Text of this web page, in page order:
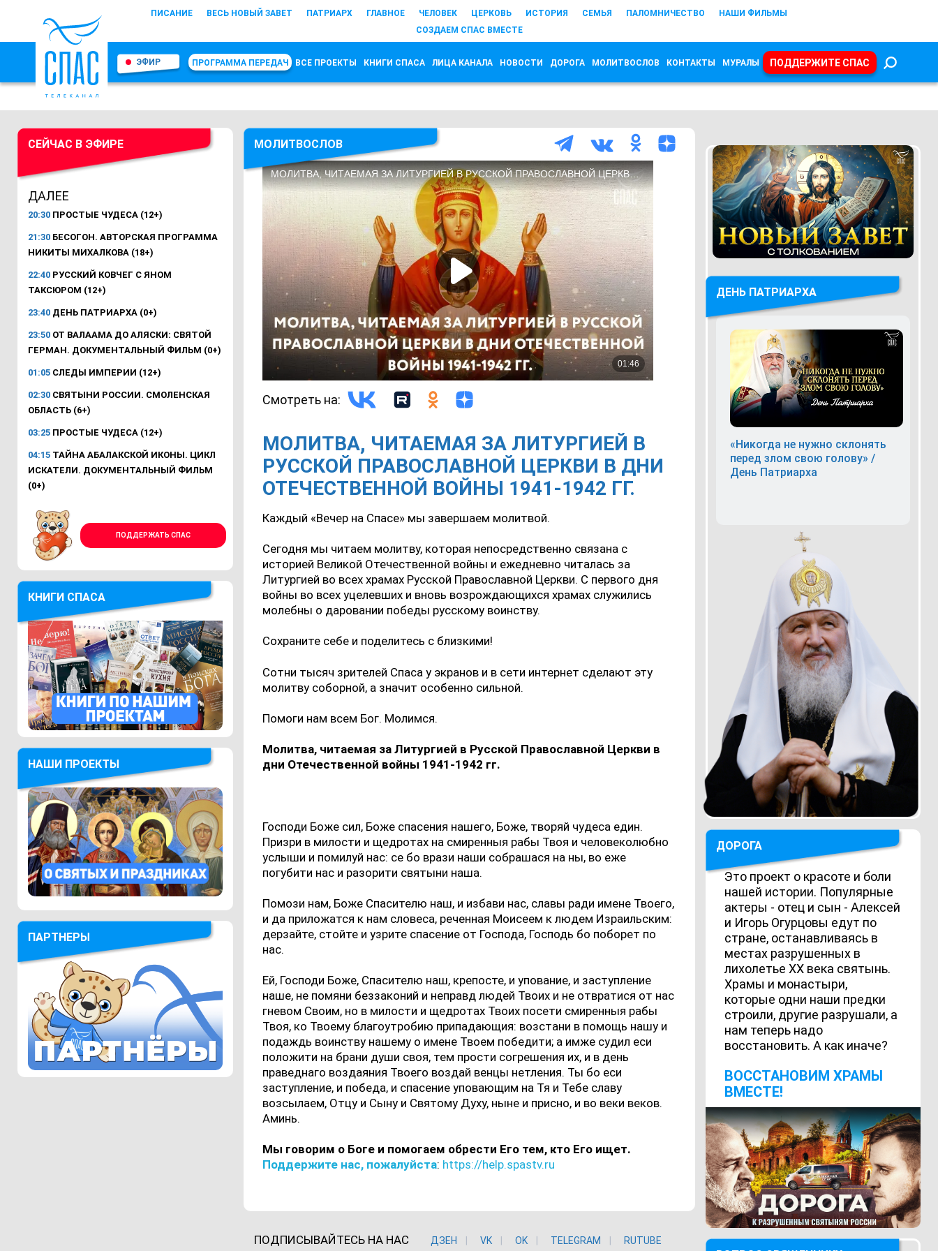
ПИСАНИЕ ВЕСЬ НОВЫЙ ЗАВЕТ ПАТРИАРХ ГЛАВНОЕ ЧЕЛОВЕК ЦЕРКОВЬ ИСТОРИЯ СЕМЬЯ ПАЛОМНИЧЕСТВО
НАШИ ФИЛЬМЫ
СОЗДАЕМ СПАС ВМЕСТЕ
ЭФИР ПРОГРАММА ПЕРЕДАЧ ВСЕ ПРОЕКТЫ КНИГИ СПАСА ЛИЦА КАНАЛА НОВОСТИ ДОРОГА МОЛИТВОСЛОВ КОНТАКТЫ МУРАЛЫ ПОДДЕРЖИТЕ СПАС
СЕЙЧАС В ЭФИРЕ
ДАЛЕЕ
20:30 ПРОСТЫЕ ЧУДЕСА (12+)
21:30 БЕСОГОН. АВТОРСКАЯ ПРОГРАММА
НИКИТЫ МИХАЛКОВА (18+)
22:40 РУССКИЙ КОВЧЕГ С ЯНОМ
ТАКСЮРОМ (12+)
23:40 ДЕНЬ ПАТРИАРХА (0+)
23:50 ОТ ВАЛААМА ДО АЛЯСКИ: СВЯТОЙ
ГЕРМАН. ДОКУМЕНТАЛЬНЫЙ ФИЛЬМ (0+)
01:05 СЛЕДЫ ИМПЕРИИ (12+)
02:30 СВЯТЫНИ РОССИИ. СМОЛЕНСКАЯ
ОБЛАСТЬ (6+)
03:25 ПРОСТЫЕ ЧУДЕСА (12+)
04:15 ТАЙНА АБАЛАКСКОЙ ИКОНЫ. ЦИКЛ
ИСКАТЕЛИ. ДОКУМЕНТАЛЬНЫЙ ФИЛЬМ
(0+)
ПОДДЕРЖАТЬ СПАС
КНИГИ СПАСА
НАШИ ПРОЕКТЫ
ПАРТНЕРЫ
МОЛИТВОСЛОВ
Смотреть на:
МОЛИТВА, ЧИТАЕМАЯ ЗА ЛИТУРГИЕЙ В
РУССКОЙ ПРАВОСЛАВНОЙ ЦЕРКВИ В ДНИ
ОТЕЧЕСТВЕННОЙ ВОЙНЫ 1941-1942 ГГ.
Каждый «Вечер на Спасе» мы завершаем молитвой.
Сегодня мы читаем молитву, которая непосредственно связана с
историей Великой Отечественной войны и ежедневно читалась за
Литургией во всех храмах Русской Православной Церкви. С первого дня
войны во всех уцелевших и вновь возрождающихся храмах служились
молебны о даровании победы русскому воинству.
Сохраните себе и поделитесь с близкими!
Сотни тысяч зрителей Спаса у экранов и в сети интернет сделают эту
молитву соборной, а значит особенно сильной.
Помоги нам всем Бог. Молимся.
Молитва, читаемая за Литургией в Русской Православной Церкви в
дни Отечественной войны 1941-1942 гг.
Господи Боже сил, Боже спасения нашего, Боже, творяй чудеса един.
Призри в милости и щедротах на смиренныя рабы Твоя и человеколюбно
услыши и помилуй нас: се бо врази наши собрашася на ны, во еже
погубити нас и разорити святыни наша.
Помози нам, Боже Спасителю наш, и избави нас, славы ради имене Твоего,
и да приложатся к нам словеса, реченная Моисеем к людем Израильским:
дерзайте, стойте и узрите спасение от Господа, Господь бо поборет по
нас.
Ей, Господи Боже, Спасителю наш, крепосте, и упование, и заступление
наше, не помяни беззаконий и неправд людей Твоих и не отвратися от нас
гневом Своим, но в милости и щедротах Твоих посети смиренныя рабы
Твоя, ко Твоему благоутробию припадающия: возстани в помощь нашу и
подаждь воинству нашему о имене Твоем победити; а имже судил еси
положити на брани души своя, тем прости согрешения их, и в день
праведнаго воздаяния Твоего воздай венцы нетления. Ты бо еси
заступление, и победа, и спасение уповающим на Тя и Тебе славу
возсылаем, Отцу и Сыну и Святому Духу, ныне и присно, и во веки веков.
Аминь.
Мы говорим о Боге и помогаем обрести Его тем, кто Его ищет.
Поддержите нас, пожалуйста: https://help.spastv.ru
ПОДПИСЫВАЙТЕСЬ НА НАС ДЗЕН VK ОK TELEGRAM RUTUBE
ДЕНЬ ПАТРИАРХА
«Никогда не нужно склонять
перед злом свою голову» /
День Патриарха
ДОРОГА
Это проект о красоте и боли
нашей истории. Популярные
актеры - отец и сын - Алексей
и Игорь Огурцовы едут по
стране, останавливаясь в
местах разрушенных в
лихолетье ХХ века святынь.
Храмы и монастыри,
которые одни наши предки
строили, другие разрушали, а
нам теперь надо
восстановить. А как иначе?
ВОCСТАНОВИМ ХРАМЫ
ВМЕСТЕ!